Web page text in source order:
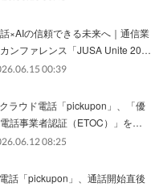
×AIの信頼できる未来へ｜通信業
ンファレンス「JUSA Unite 20…
00:39
ラウド電話「pickupon」、「優
話事業者認証（ETOC）」を…
08:25
話「pickupon」、通話開始直後